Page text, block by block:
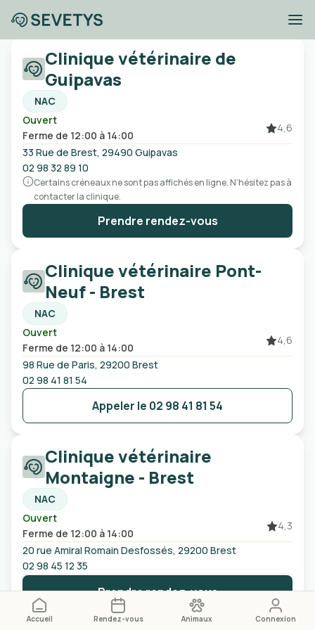
Accueil Rendez-vous Animaux Connexion
Cliniques vétérinaires
Guipavas
Ville, code postal, etc
Ouvert Urgences
Clinique vétérinaire de
Guipavas
NAC
Ouvert
Ferme de 12:00 à 14:00
4,6
33 Rue de Brest, 29490 Guipavas
02 98 32 89 10
Certains créneaux ne sont pas affichés en ligne. N'hésitez pas à
contacter la clinique.
Prendre rendez-vous
Clinique vétérinaire Pont-
Neuf - Brest
NAC
Ouvert
Ferme de 12:00 à 14:00
4,6
98 Rue de Paris, 29200 Brest
02 98 41 81 54
Appeler le 02 98 41 81 54
Clinique vétérinaire
Montaigne - Brest
NAC
Ouvert
Ferme de 12:00 à 14:00
4,3
20 rue Amiral Romain Desfossés, 29200 Brest
02 98 45 12 35
Prendre rendez-vous